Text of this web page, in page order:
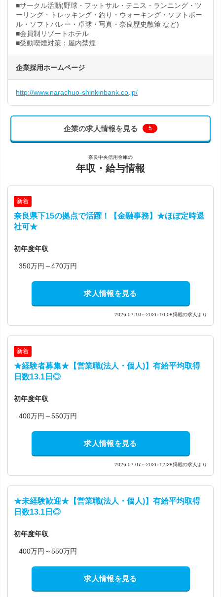
■サークル活動(野球・フットサル・テニス・ランニング・ツ
ーリング・トレッキング・釣り・ウォーキング・ソフトボー
ル・ソフトバレー・卓球・写真・奈良歴史散策 など)
■会員制リゾートホテル
■受動喫煙対策：屋内禁煙
企業採用ホームページ
http://www.narachuo-shinkinbank.co.jp/
企業の求人情報を見る 5
奈良中央信用金庫の
年収・給与情報
新着
奈良県下15の拠点で活躍！【金融事務】★ほぼ定時退
社可★
初年度年収
350万円～470万円
求人情報を見る
2026-07-10～2026-10-08掲載の求人より
新着
★経験者募集★【営業職(法人・個人)】有給平均取得
日数13.1日◎
初年度年収
400万円～550万円
求人情報を見る
2026-07-07～2026-12-28掲載の求人より
★未経験歓迎★【営業職(法人・個人)】有給平均取得
日数13.1日◎
初年度年収
400万円～550万円
求人情報を見る